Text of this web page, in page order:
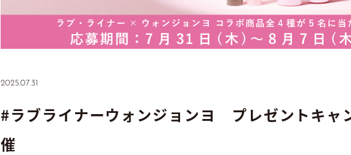
2025.07.31
#ラブライナーウォンジョンヨ プレゼントキャ
催